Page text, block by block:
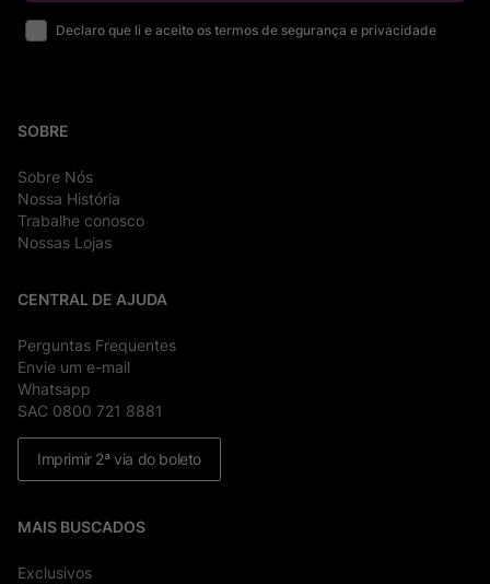
Declaro que li e aceito os termos de segurança e privacidade
SOBRE
Sobre Nós
Nossa História
Trabalhe conosco
Nossas Lojas
CENTRAL DE AJUDA
Perguntas Frequentes
Envie um e-mail
Whatsapp
SAC 0800 721 8881
Imprimir 2ª via do boleto
MAIS BUSCADOS
Exclusivos